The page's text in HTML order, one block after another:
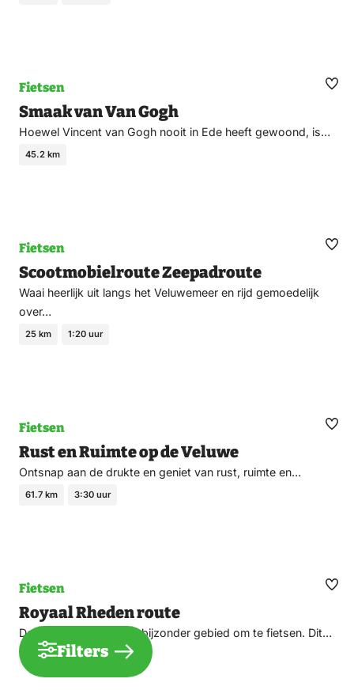
Fietsen
Smaak van Van Gogh
Hoewel Vincent van Gogh nooit in Ede heeft gewoond, is…
45.2 km
Fietsen
Scootmobielroute Zeepadroute
Waai heerlijk uit langs het Veluwemeer en rijd gemoedelijk
over…
25 km 1:20 uur
Fietsen
Rust en Ruimte op de Veluwe
Ontsnap aan de drukte en geniet van rust, ruimte en…
61.7 km 3:30 uur
Fietsen
Royaal Rheden route
De Veluwezoom is een bijzonder gebied om te fietsen. Dit…
49 km Filters